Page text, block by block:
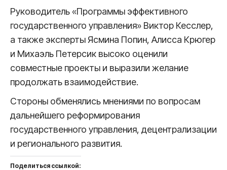
Руководитель «Программы эффективного
государственного управления» Виктор Кесслер,
а также эксперты Ясмина Попин, Алисса Крюгер
и Михаэль Петерсик высоко оценили
совместные проекты и выразили желание
продолжать взаимодействие.
Стороны обменялись мнениями по вопросам
дальнейшего реформирования
государственного управления, децентрализации
и регионального развития.
Поделиться ссылкой: